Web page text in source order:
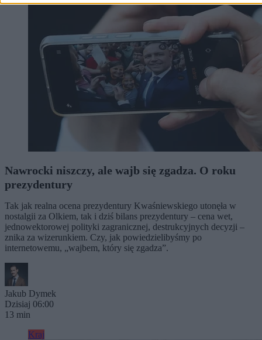
Nawrocki niszczy, ale wajb się zgadza. O roku
prezydentury
Tak jak realna ocena prezydentury Kwaśniewskiego utonęła w
nostalgii za Olkiem, tak i dziś bilans prezydentury – cena wet,
jednowektorowej polityki zagranicznej, destrukcyjnych decyzji –
znika za wizerunkiem. Czy, jak powiedzielibyśmy po
internetowemu, „wajbem, który się zgadza”.
Jakub Dymek
Dzisiaj 06:00
13 min
Kraj